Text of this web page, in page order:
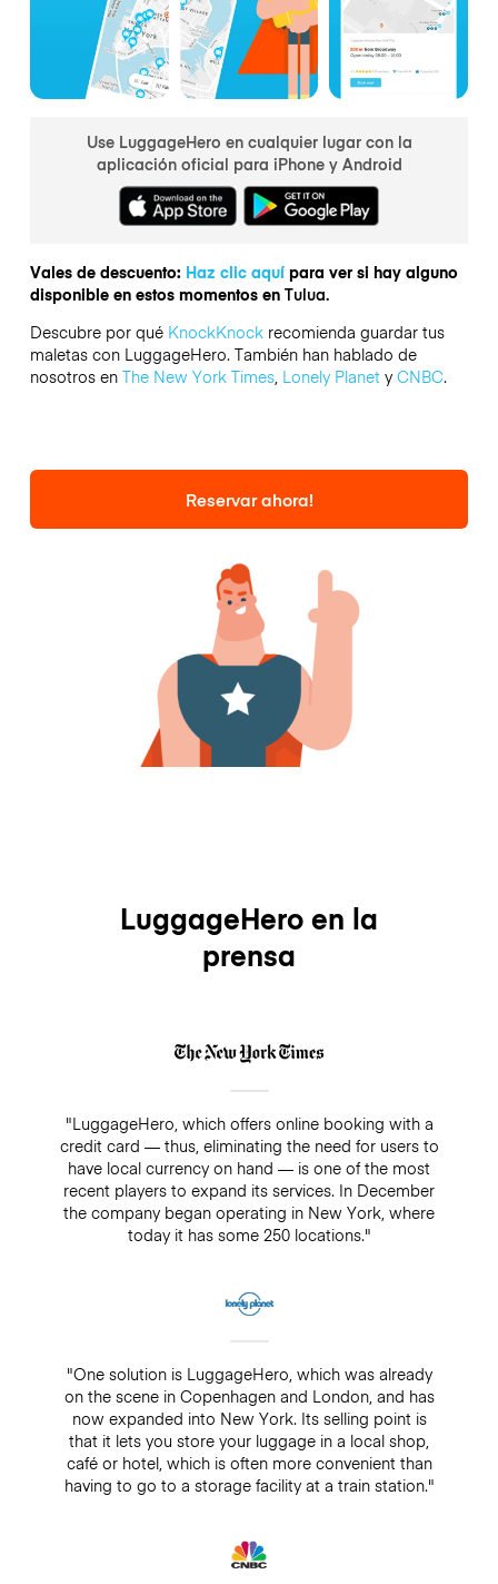
Use LuggageHero en cualquier lugar con la
aplicación oficial para iPhone y Android
Vales de descuento: Haz clic aquípara ver si hay alguno
disponible en estos momentos en Tulua.
Descubre por qué KnockKnockrecomienda guardar tus
maletas con LuggageHero. También han hablado de
nosotros en The New York Times, Lonely Planety CNBC.
Reservar ahora!
LuggageHero en la
prensa
"LuggageHero, which offers online booking with a
credit card — thus, eliminating the need for users to
have local currency on hand — is one of the most
recent players to expand its services. In December
the company began operating in New York, where
today it has some 250 locations."
"One solution is LuggageHero, which was already
on the scene in Copenhagen and London, and has
now expanded into New York. Its selling point is
that it lets you store your luggage in a local shop,
café or hotel, which is often more convenient than
having to go to a storage facility at a train station."